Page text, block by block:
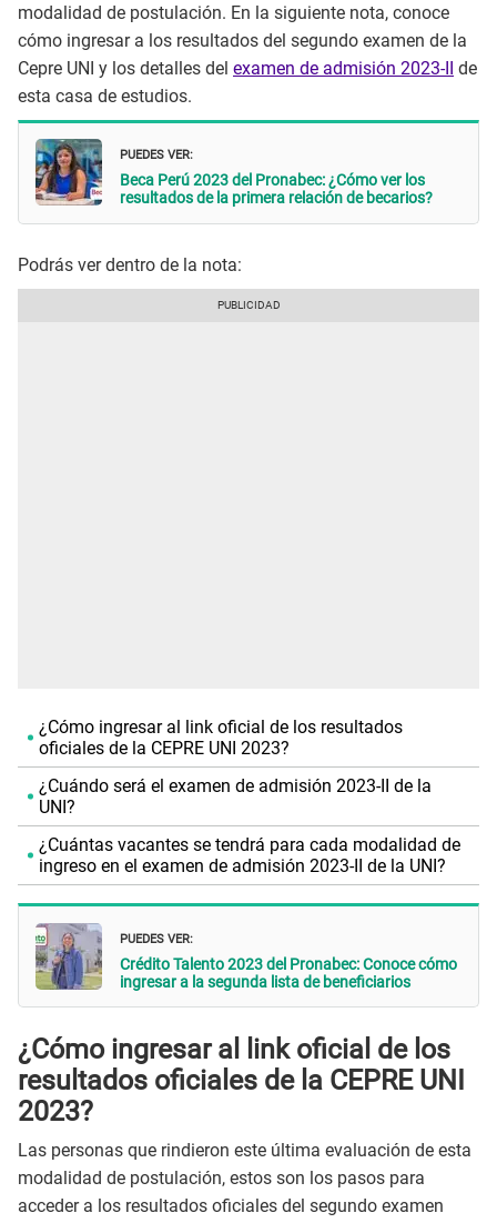
modalidad de postulación. En la siguiente nota, conoce
cómo ingresar a los resultados del segundo examen de la
Cepre UNI y los detalles del examen de admisión 2023-II de
esta casa de estudios.
PUEDES VER:
Beca Perú 2023 del Pronabec: ¿Cómo ver los
resultados de la primera relación de becarios?
Podrás ver dentro de la nota:
¿Cómo ingresar al link oficial de los resultados
oficiales de la CEPRE UNI 2023?
¿Cuándo será el examen de admisión 2023-II de la
UNI?
¿Cuántas vacantes se tendrá para cada modalidad de
ingreso en el examen de admisión 2023-II de la UNI?
PUEDES VER:
Crédito Talento 2023 del Pronabec: Conoce cómo
ingresar a la segunda lista de beneficiarios
¿Cómo ingresar al link oficial de los
resultados oficiales de la CEPRE UNI
2023?
Las personas que rindieron este última evaluación de esta
modalidad de postulación, estos son los pasos para
acceder a los resultados oficiales del segundo examen